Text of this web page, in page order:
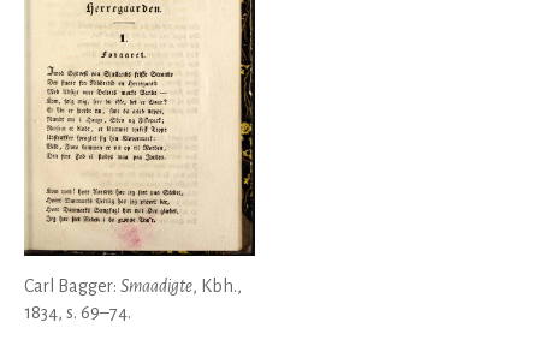
Carl Bagger: Smaadigte, Kbh.,
1834, s. 69–74.